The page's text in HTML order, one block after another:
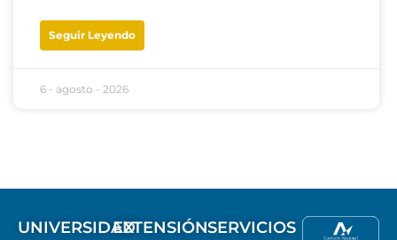
Seguir Leyendo
6 - agosto - 2026
UNIVERSIDADEXTENSIÓNSERVICIOS